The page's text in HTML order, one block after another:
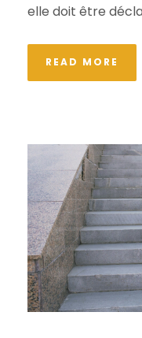
elle doit être
READ MORE